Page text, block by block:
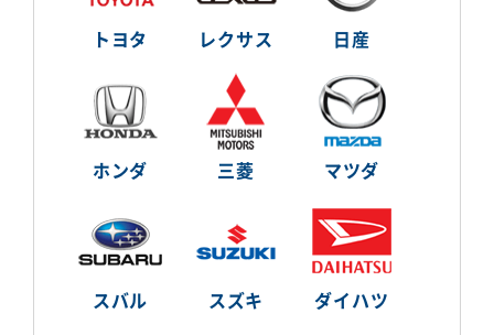
トヨタ レクサス 日産
ホンダ 三菱 マツダ
スバル スズキ ダイハツ